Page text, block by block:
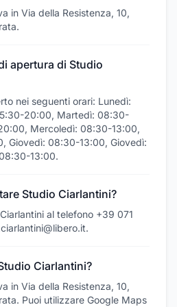
in Via della Resistenza, 10,
apertura di Studio
nei seguenti orari: Lunedì:
20:00, Martedì: 08:30-
Mercoledì: 08:30-13:00,
Giovedì: 08:30-13:00, Giovedì:
13:00.
Studio Ciarlantini?
al telefono +39 071
Ciarlantini?
in Via della Resistenza, 10,
Puoi utilizzare Google Maps